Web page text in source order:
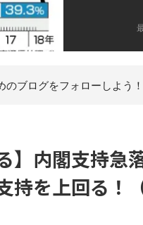
のブログをフォローしよう！
】内閣支持
持を上回る！